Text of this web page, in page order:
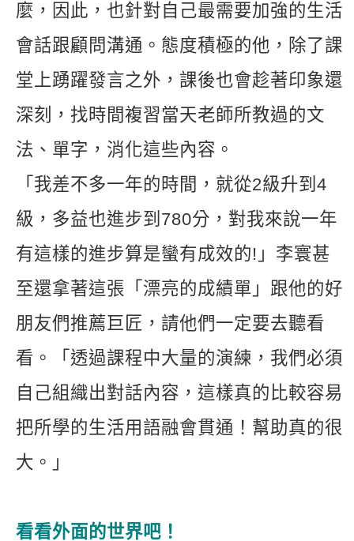
麼，因此，也針對自己最需要加強的生活
會話跟顧問溝通。態度積極的他，除了課
堂上踴躍發言之外，課後也會趁著印象還
深刻，找時間複習當天老師所教過的文
法、單字，消化這些內容。
「我差不多一年的時間，就從2級升到4
級，多益也進步到780分，對我來說一年
有這樣的進步算是蠻有成效的!」李寰甚
至還拿著這張「漂亮的成績單」跟他的好
朋友們推薦巨匠，請他們一定要去聽看
看。「透過課程中大量的演練，我們必須
自己組織出對話內容，這樣真的比較容易
把所學的生活用語融會貫通！幫助真的很
大。」
看看外面的世界吧！